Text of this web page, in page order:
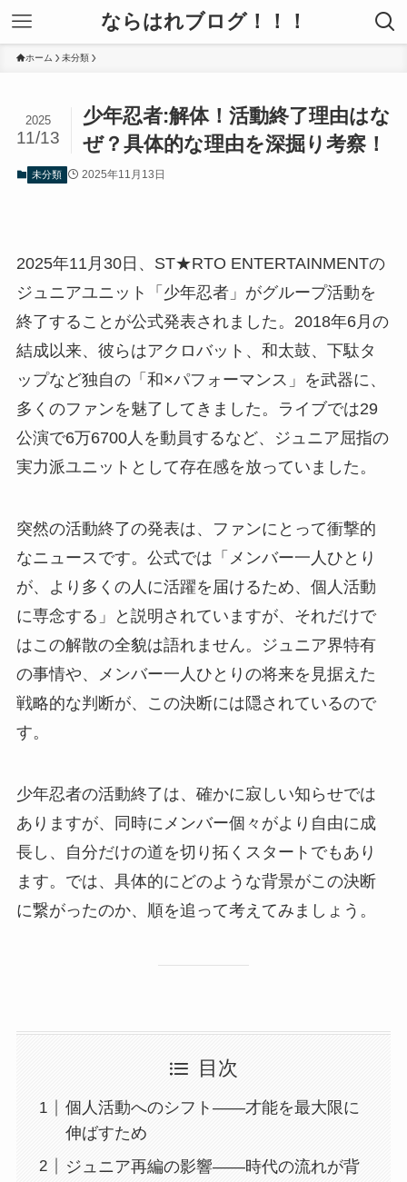
ならはれブログ！！！
ホーム 未分類
少年忍者:解体！活動終了理由はな
ぜ？具体的な理由を深掘り考察！
2025
11/13
未分類 2025年11月13日
2025年11月30日、ST★RTO ENTERTAINMENTの
ジュニアユニット「少年忍者」がグループ活動を
終了することが公式発表されました。2018年6月の
結成以来、彼らはアクロバット、和太鼓、下駄タ
ップなど独自の「和×パフォーマンス」を武器に、
多くのファンを魅了してきました。ライブでは29
公演で6万6700人を動員するなど、ジュニア屈指の
実力派ユニットとして存在感を放っていました。
突然の活動終了の発表は、ファンにとって衝撃的
なニュースです。公式では「メンバー一人ひとり
が、より多くの人に活躍を届けるため、個人活動
に専念する」と説明されていますが、それだけで
はこの解散の全貌は語れません。ジュニア界特有
の事情や、メンバー一人ひとりの将来を見据えた
戦略的な判断が、この決断には隠されているので
す。
少年忍者の活動終了は、確かに寂しい知らせでは
ありますが、同時にメンバー個々がより自由に成
長し、自分だけの道を切り拓くスタートでもあり
ます。では、具体的にどのような背景がこの決断
に繋がったのか、順を追って考えてみましょう。
目次
個人活動へのシフト——才能を最大限に
伸ばすため
ジュニア再編の影響——時代の流れが背